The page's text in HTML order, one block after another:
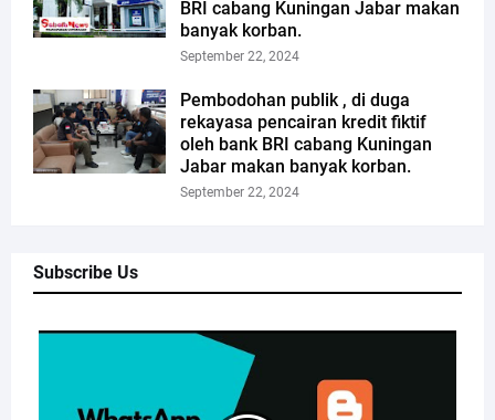
BRI cabang Kuningan Jabar makan
banyak korban.
September 22, 2024
Pembodohan publik , di duga
rekayasa pencairan kredit fiktif
oleh bank BRI cabang Kuningan
Jabar makan banyak korban.
September 22, 2024
Subscribe Us